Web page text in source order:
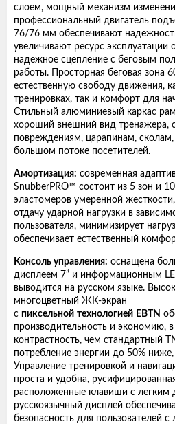
слоем, мощный механизм
профессиональный двигатель
76/76 мм обеспечивают
увеличивают ресурс эксплуатации
надежное сцепление с беговым
работы. Просторная беговая зона
естественную свободу движения,
тренировках, так и комфорт для
Стильный алюминиевый каркас
хороший внешний вид тренажера,
повреждениям, царапинам,
большом потоке посетителей.
Амортизация: современная
SnubberPRO™ состоит из 5 зон и
эластомеров умеренной
отдачу ударной нагрузки в
пользователя, минимизирует
обеспечивает естественный
Консоль управления: оснащена
дисплеем 7” и информационным
выводится на русском языке.
многоцветный ЖК-экран
с пиксельной технологией EBTN
производительность и экономию,
контрастность, чем стандартный
потребление энергии до 50%
Управление тренировкой и
проста и удобна,
расположенные клавиши с легким
русскоязычный дисплей
безопасность для пользователей